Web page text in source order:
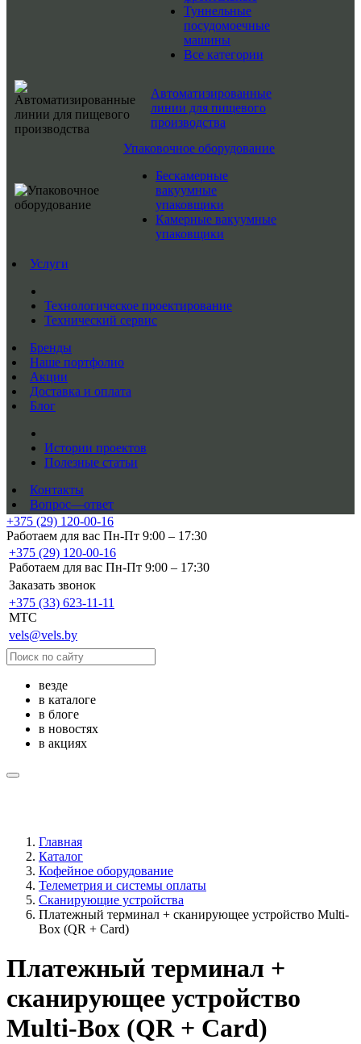
Туннельные
посудомоечные
машины
Все категории
Автоматизированные
линии для пищевого
производства
Упаковочное оборудование
Бескамерные
вакуумные
упаковщики
Камерные вакуумные
упаковщики
Услуги
Технологическое проектирование
Технический сервис
Бренды
Наше портфолио
Акции
Доставка и оплата
Блог
Истории проектов
Полезные статьи
Контакты
Вопрос—ответ
+375 (29) 120-00-16
Работаем для вас Пн-Пт 9:00 – 17:30
+375 (29) 120-00-16
Работаем для вас Пн-Пт 9:00 – 17:30
Заказать звонок
+375 (33) 623-11-11
MTC
vels@vels.by
везде
в каталоге
в блоге
в новостях
в акциях
Главная
Каталог
Кофейное оборудование
Телеметрия и системы оплаты
Сканирующие устройства
Платежный терминал + сканирующее устройство Multi-
Box (QR + Card)
Платежный терминал +
сканирующее устройство
Multi-Box (QR + Card)